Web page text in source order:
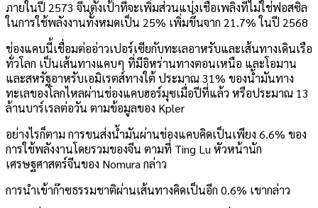
ภายในปี 2573 จีนตั้งเป้าที่จะเพิ่มส่วนแบ่งเชื้อเพลิงที่ไม่ใช่ฟอสซิล
ในการใช้พลังงานทั้งหมดเป็น 25% เพิ่มขึ้นจาก 21.7% ในปี 2568
ช่องแคบนี้เชื่อมต่ออ่าวเปอร์เซียกับทะเลอาหรับและเส้นทางเดินเรือ
ทั่วโลก เป็นเส้นทางแคบๆ ที่มีอิหร่านทางตอนเหนือ และโอมาน
และสหรัฐอาหรับเอมิเรตส์ทางใต้ ประมาณ 31% ของน้ำมันทาง
ทะเลของโลกไหลผ่านช่องแคบฮอร์มุซเมื่อปีที่แล้ว หรือประมาณ 13
ล้านบาร์เรลต่อวัน ตามข้อมูลของ Kpler
อย่างไรก็ตาม การขนส่งน้ำมันผ่านช่องแคบคิดเป็นเพียง 6.6% ของ
การใช้พลังงานโดยรวมของจีน ตามที่ Ting Lu หัวหน้านัก
เศรษฐศาสตร์จีนของ Nomura กล่าว
การนำเข้าก๊าซธรรมชาติผ่านเส้นทางคิดเป็นอีก 0.6% เขากล่าว